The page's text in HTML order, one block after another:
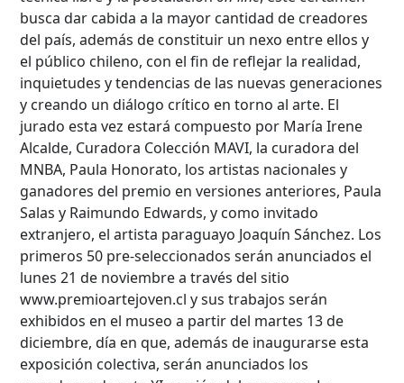
busca dar cabida a la mayor cantidad de creadores
del país, además de constituir un nexo entre ellos y
el público chileno, con el fin de reflejar la realidad,
inquietudes y tendencias de las nuevas generaciones
y creando un diálogo crítico en torno al arte. El
jurado esta vez estará compuesto por María Irene
Alcalde, Curadora Colección MAVI, la curadora del
MNBA, Paula Honorato, los artistas nacionales y
ganadores del premio en versiones anteriores, Paula
Salas y Raimundo Edwards, y como invitado
extranjero, el artista paraguayo Joaquín Sánchez. Los
primeros 50 pre-seleccionados serán anunciados el
lunes 21 de noviembre a través del sitio
www.premioartejoven.cl y sus trabajos serán
exhibidos en el museo a partir del martes 13 de
diciembre, día en que, además de inaugurarse esta
exposición colectiva, serán anunciados los
Búsqueda Avanzada
Palabra clave